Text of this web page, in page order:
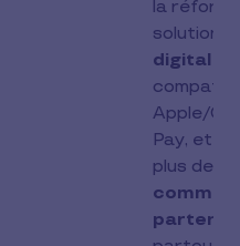
la
solution
digitale
Apple/
Pay, et
plus de